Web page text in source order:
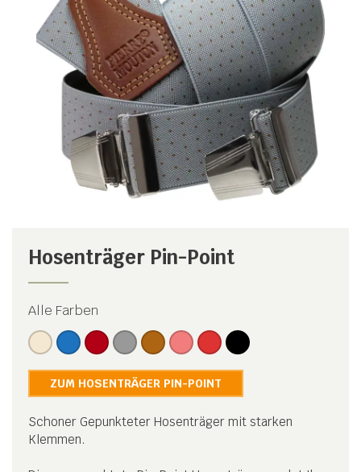
Hosenträger Pin-Point
Schoner Gepunkteter Hosenträger mit starken
Klemmen.
Alle Farben
ZUM HOSENTRÄGER PIN-POINT